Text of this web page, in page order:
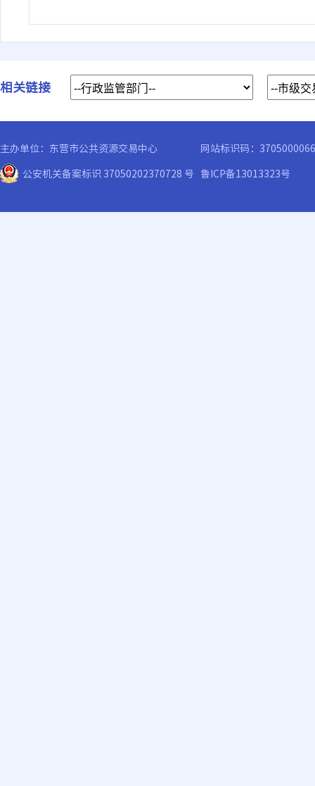
相关链接
主办单位：东营市公共资源交易中心
网站标识码：3705000066
公安机关备案标识 37050202370728 号 鲁ICP备13013323号